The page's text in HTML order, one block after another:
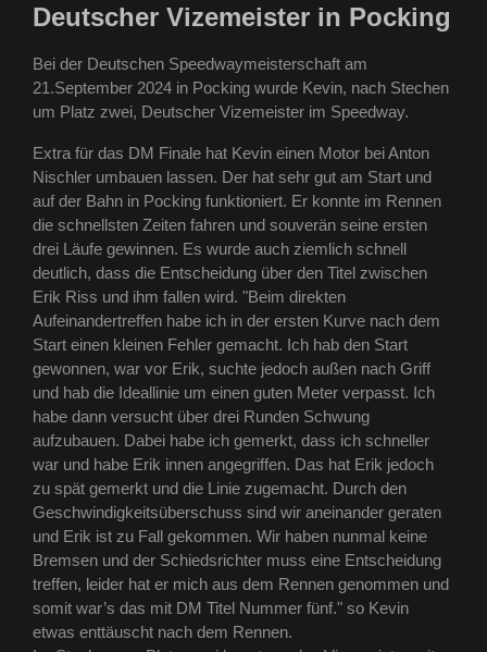
Deutscher Vizemeister in Pocking
Bei der Deutschen Speedwaymeisterschaft am
21.September 2024 in Pocking wurde Kevin, nach Stechen
um Platz zwei, Deutscher Vizemeister im Speedway.
Extra für das DM Finale hat Kevin einen Motor bei Anton
Nischler umbauen lassen. Der hat sehr gut am Start und
auf der Bahn in Pocking funktioniert. Er konnte im Rennen
die schnellsten Zeiten fahren und souverän seine ersten
drei Läufe gewinnen. Es wurde auch ziemlich schnell
deutlich, dass die Entscheidung über den Titel zwischen
Erik Riss und ihm fallen wird. "Beim direkten
Aufeinandertreffen habe ich in der ersten Kurve nach dem
Start einen kleinen Fehler gemacht. Ich hab den Start
gewonnen, war vor Erik, suchte jedoch außen nach Griff
und hab die Ideallinie um einen guten Meter verpasst. Ich
habe dann versucht über drei Runden Schwung
aufzubauen. Dabei habe ich gemerkt, dass ich schneller
war und habe Erik innen angegriffen. Das hat Erik jedoch
zu spät gemerkt und die Linie zugemacht. Durch den
Geschwindigkeitsüberschuss sind wir aneinander geraten
und Erik ist zu Fall gekommen. Wir haben nunmal keine
Bremsen und der Schiedsrichter muss eine Entscheidung
treffen, leider hat er mich aus dem Rennen genommen und
somit war’s das mit DM Titel Nummer fünf." so Kevin
etwas enttäuscht nach dem Rennen.